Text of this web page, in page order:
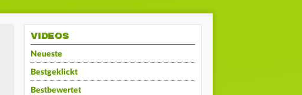
VIDEOS
Neueste
Bestgeklickt
Bestbewertet